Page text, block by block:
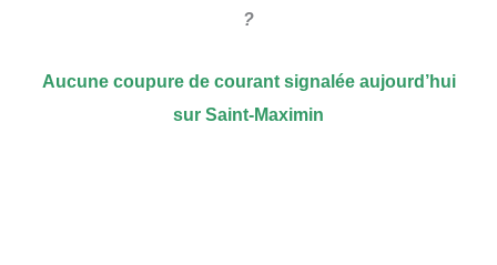
?
Aucune coupure de courant signalée aujourd’hui
sur Saint-Maximin